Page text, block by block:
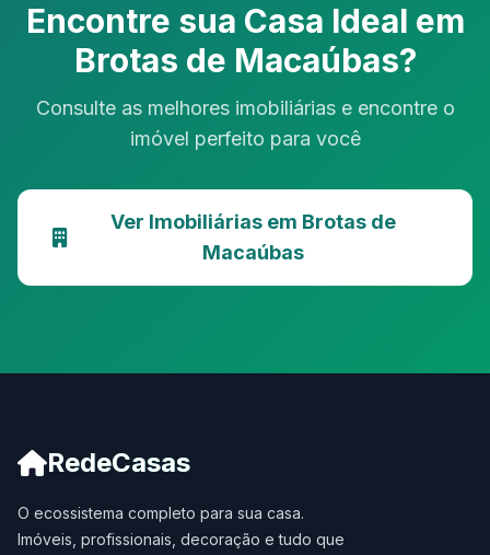
Encontre sua Casa Ideal em
Brotas de Macaúbas?
Consulte as melhores imobiliárias e encontre o
imóvel perfeito para você
Ver Imobiliárias em Brotas de
Macaúbas
RedeCasas
O ecossistema completo para sua casa.
Imóveis, profissionais, decoração e tudo que